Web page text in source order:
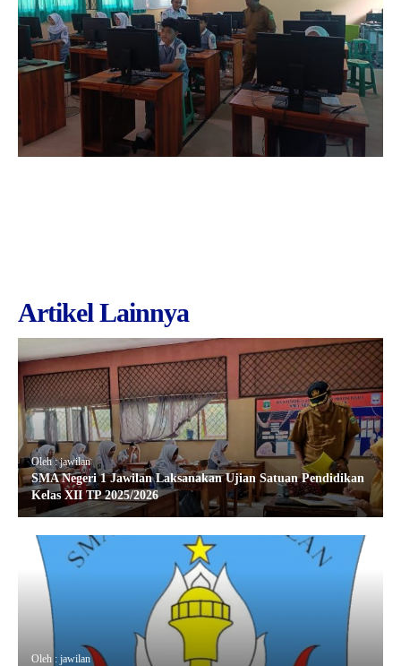
Artikel Lainnya
Oleh : jawilan
SMA Negeri 1 Jawilan Laksanakan Ujian Satuan Pendidikan
Kelas XII TP 2025/2026
Oleh : jawilan